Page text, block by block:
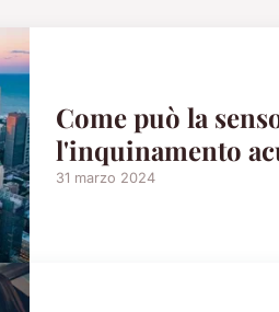
Come può la
l'inquinamento
31 marzo 2024